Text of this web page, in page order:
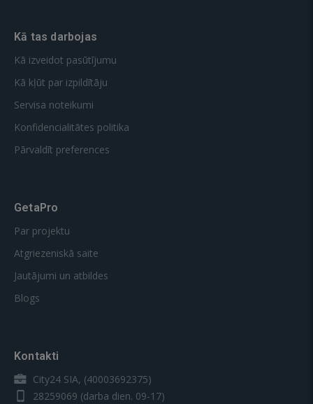
Kā tas darbojas
Kā izveidot pasūtījumu
Kā kļūt par izpildītāju
Servisa noteikumi
Konfidencialitātes politika
Pārvaldīt preferences
GetaPro
Par projektu
Atgriezeniskā saite
Jautājumi un atbildes
Blogs
Kontakti
City24 SIA, (40003692375)
28259069 (darba dien. 09-17)